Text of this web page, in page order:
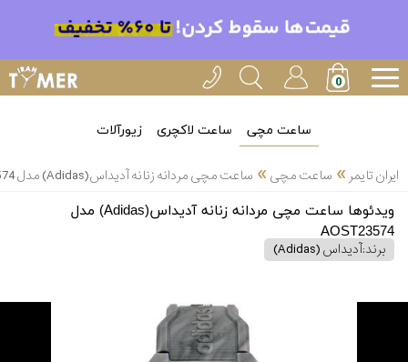
ساعت مچی ساعت لاکچری زیورآلات
ایران تایمر » ساعت مچی» ساعت مچی مردانه زنانه آدیداس(Adidas) مدل AOST23574
ویدئوها ساعت مچی مردانه زنانه آدیداس(Adidas) مدل
AOST23574
برند:آدیداس (Adidas)